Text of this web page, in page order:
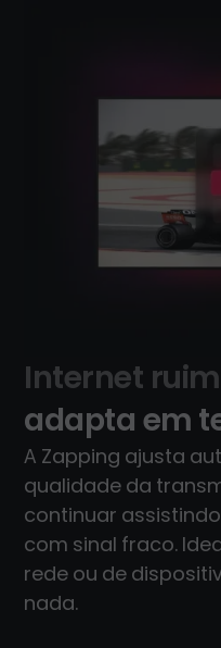
Internet
adapta em
A Zapping ajusta
qualidade da
continuar
com sinal fraco.
rede ou de
nada.